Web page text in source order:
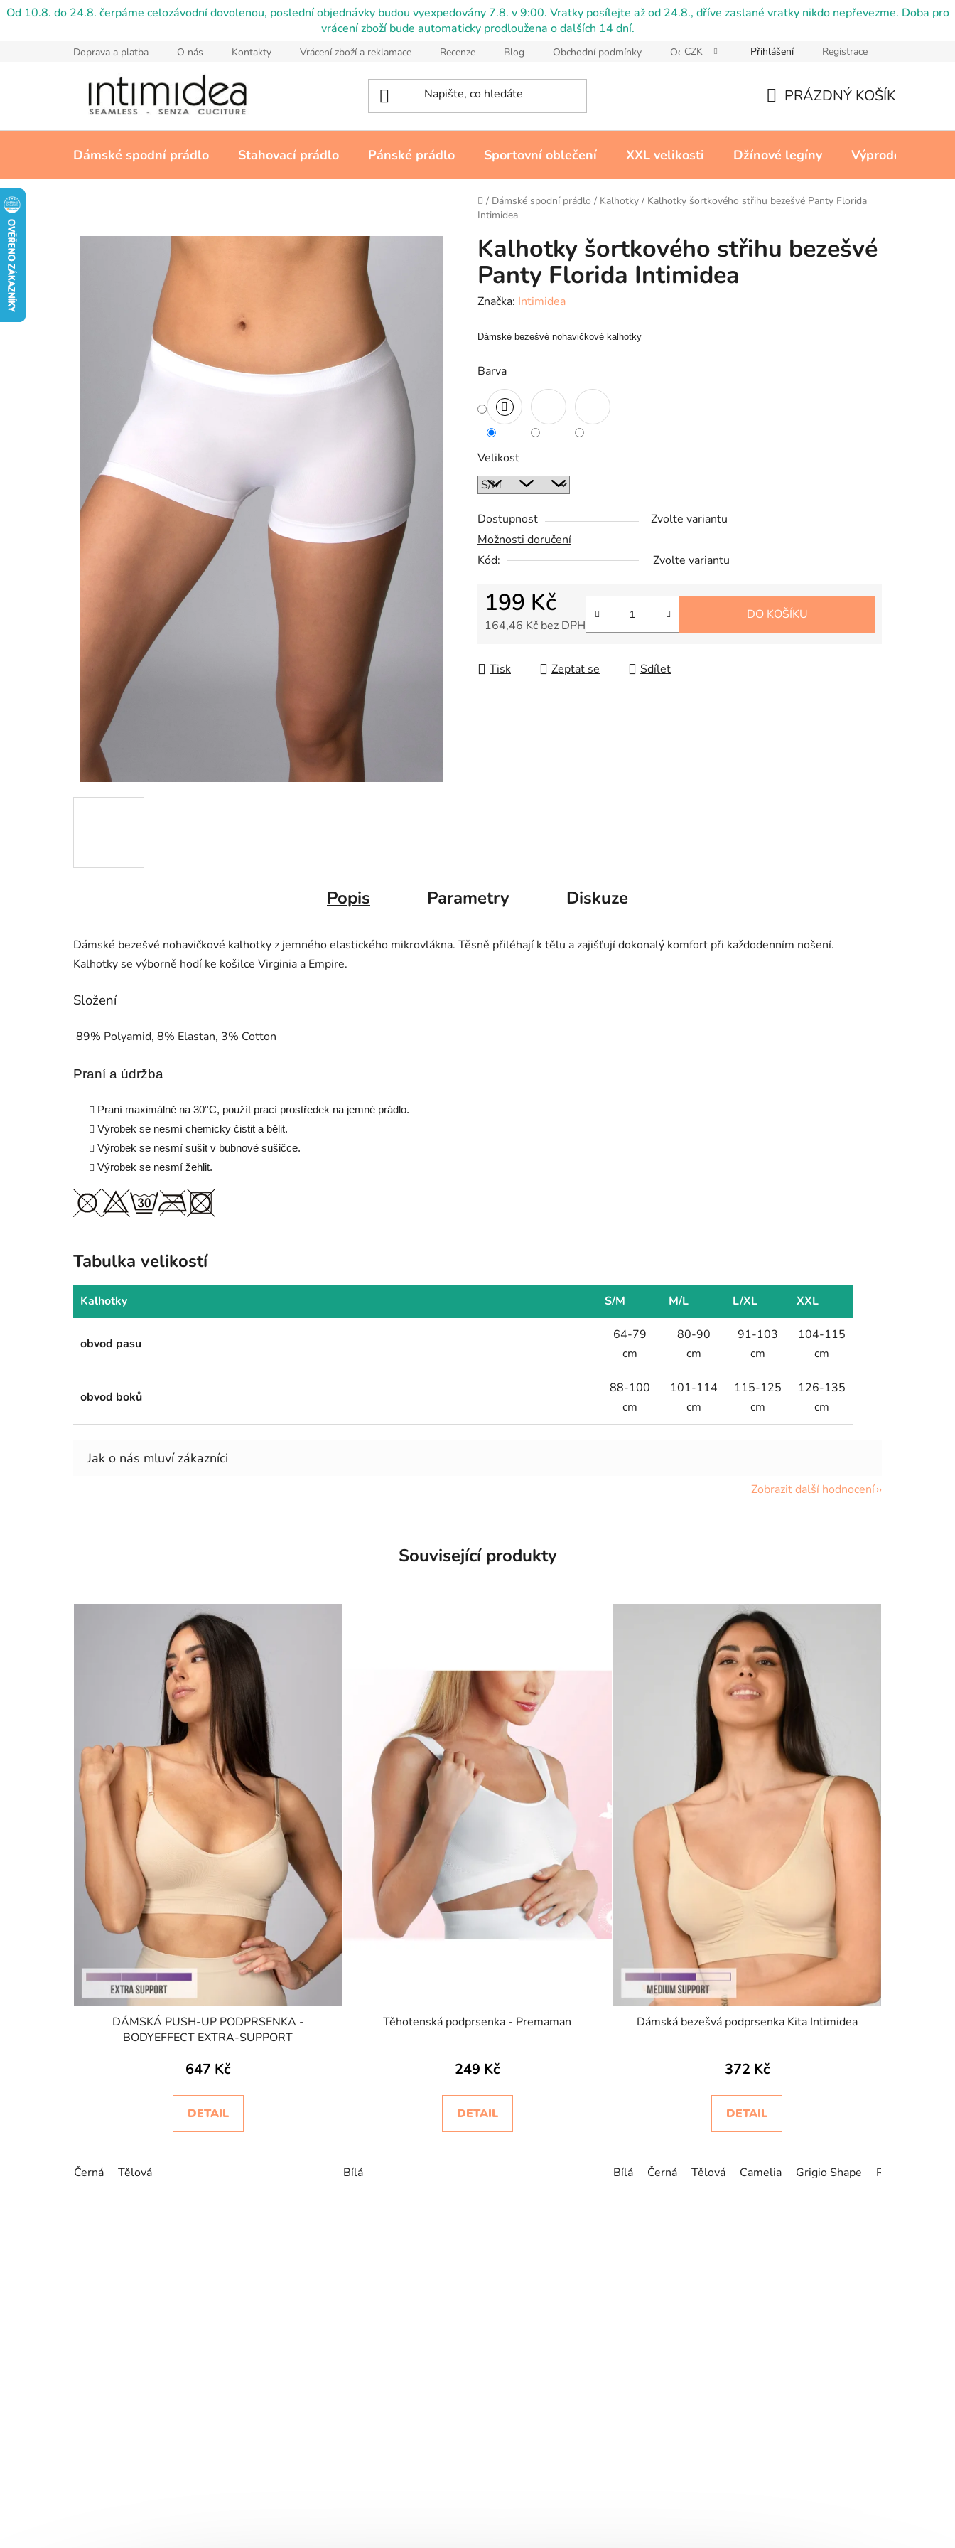
Přejít
Od 10.8. do 24.8. čerpáme celozávodní dovolenou, poslední objednávky budou vyexpedovány 7.8. v 9:00. Vratky posílejte až od 24.8., dříve zaslané vratky nikdo nepřevezme. Doba pro
vrácení zboží bude automaticky prodloužena o dalších 14 dní.
Doprava a platba O nás Kontakty Vrácení zboží a reklamace Recenze Blog Obchodní podmínky Ochrana osobních údajů Reklamační řád
CZK Přihlášení Registrace
KOŠÍK
PRÁZDNÝ KOŠÍK
Dámské spodní prádlo Stahovací prádlo Pánské prádlo Sportovní oblečení XXL velikosti Džínové legíny Výprodej
Domů
/ Dámské spodní prádlo / Kalhotky / Kalhotky šortkového střihu bezešvé Panty Florida
Intimidea
Kalhotky šortkového střihu bezešvé
Panty Florida Intimidea
Značka: Intimidea
Dámské bezešvé nohavičkové kalhotky
Barva
Velikost
Dostupnost
Zvolte variantu
Možnosti doručení
Kód:
Zvolte variantu
199 Kč
164,46 Kč bez DPH
DO KOŠÍKU
Tisk Zeptat se Sdílet
Popis Parametry Diskuze
Dámské bezešvé nohavičkové kalhotky z jemného elastického mikrovlákna. Těsně přiléhají k tělu a zajišťují dokonalý komfort při každodenním nošení.
Kalhotky se výborně hodí ke košilce Virginia a Empire.
Složení
89% Polyamid, 8% Elastan, 3% Cotton
Praní a údržba
Praní maximálně na 30°C, použít prací prostředek na jemné prádlo.
Výrobek se nesmí chemicky čistit a bělit.
Výrobek se nesmí sušit v bubnové sušičce.
Výrobek se nesmí žehlit.
Tabulka velikostí
Kalhotky S/M M/L L/XL XXL
obvod pasu
64-79
cm
80-90
cm
91-103
cm
104-115
cm
obvod boků
88-100
cm
101-114
cm
115-125
cm
126-135
cm
Zobrazit další hodnocení
Související produkty
DÁMSKÁ PUSH-UP PODPRSENKA -
BODYEFFECT EXTRA-SUPPORT
647 Kč
DETAIL
Černá Tělová
Těhotenská podprsenka - Premaman
249 Kč
DETAIL
Bílá
Dámská bezešvá podprsenka Kita Intimidea
372 Kč
DETAIL
Bílá Černá Tělová Camelia Grigio Shape Rose Gold